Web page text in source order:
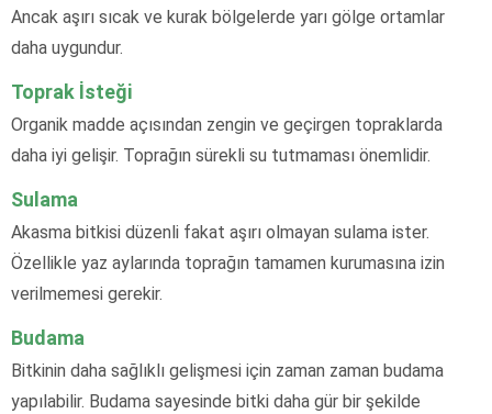
Ancak aşırı sıcak ve kurak bölgelerde yarı gölge ortamlar
daha uygundur.
Toprak İsteği
Organik madde açısından zengin ve geçirgen topraklarda
daha iyi gelişir. Toprağın sürekli su tutmaması önemlidir.
Sulama
Akasma bitkisi düzenli fakat aşırı olmayan sulama ister.
Özellikle yaz aylarında toprağın tamamen kurumasına izin
verilmemesi gerekir.
Budama
Bitkinin daha sağlıklı gelişmesi için zaman zaman budama
yapılabilir. Budama sayesinde bitki daha gür bir şekilde